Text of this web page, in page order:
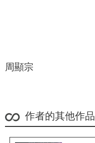
周顯宗
作者的其他作品